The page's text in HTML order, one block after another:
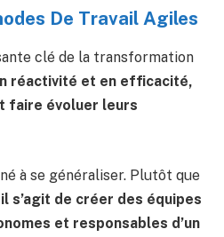
De Travail Agiles
clé de la transformation
réactivité et en efficacité,
faire évoluer leurs
à se généraliser. Plutôt que
il s’agit de créer des équipes
et responsables d’un